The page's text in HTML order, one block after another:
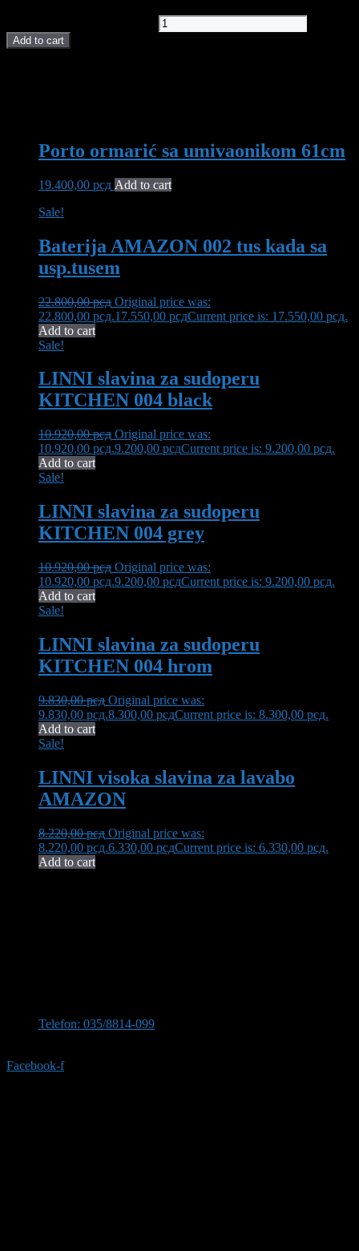
Add to cart
Porto ormarić sa umivaonikom 61cm
19.400,00 рсд Add to cart
Sale!
Baterija AMAZON 002 tus kada sa
usp.tusem
22.800,00рсд Original price was:
22.800,00 рсд.17.550,00 рсдCurrent price is: 17.550,00 рсд.
Add to cart
Sale!
LINNI slavina za sudoperu
KITCHEN 004 black
10.920,00рсд Original price was:
10.920,00 рсд.9.200,00 рсдCurrent price is: 9.200,00 рсд.
Add to cart
Sale!
LINNI slavina za sudoperu
KITCHEN 004 grey
10.920,00рсд Original price was:
10.920,00 рсд.9.200,00 рсдCurrent price is: 9.200,00 рсд.
Add to cart
Sale!
LINNI slavina za sudoperu
KITCHEN 004 hrom
9.830,00рсд Original price was:
9.830,00 рсд.8.300,00 рсдCurrent price is: 8.300,00 рсд.
Add to cart
Sale!
LINNI visoka slavina za lavabo
AMAZON
8.220,00рсд Original price was:
8.220,00 рсд.6.330,00 рсдCurrent price is: 6.330,00 рсд.
Add to cart
Telefon: 035/8814-099
Facebook-f